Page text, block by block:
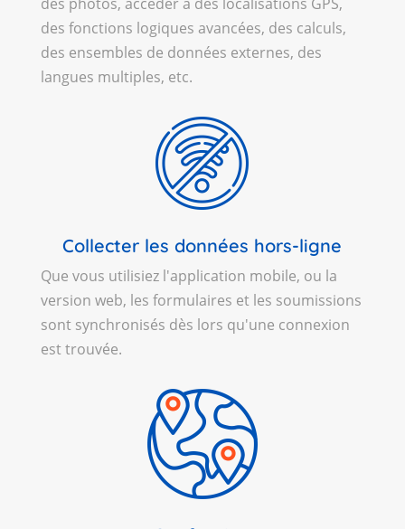
des fonctions logiques avancées, des calculs,
des ensembles de données externes, des
langues multiples, etc.
Collecter les données hors-ligne
Que vous utilisiez l'application mobile, ou la
version web, les formulaires et les soumissions
sont synchronisés dès lors qu'une connexion
est trouvée.